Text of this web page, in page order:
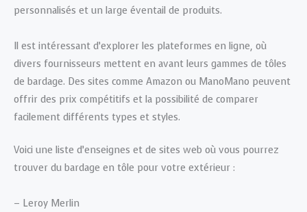
personnalisés et un large éventail de produits.
Il est intéressant d’explorer les plateformes en ligne, où
divers fournisseurs mettent en avant leurs gammes de tôles
de bardage. Des sites comme Amazon ou ManoMano peuvent
offrir des prix compétitifs et la possibilité de comparer
facilement différents types et styles.
Voici une liste d’enseignes et de sites web où vous pourrez
trouver du bardage en tôle pour votre extérieur :
– Leroy Merlin